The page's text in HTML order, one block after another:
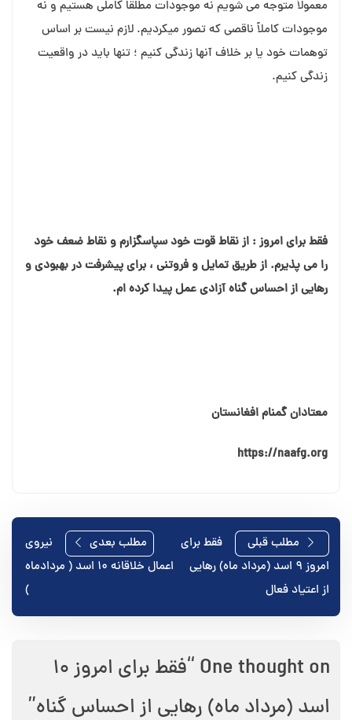
معمولاً متوجه می⁯ شویم نه موجودات مطلقاً کاملی هستیم و نه
موجودات کاملاً ناقصی که تصور می⁯کردیم. لازم نیست بر اساس
توهمات خود یا بر خلاف آنها زندگی کنیم ؛ تنها باید در واقعیت
زندگی کنیم.
فقط برای امروز : از نقاط قوت خود سپاسگزارم و نقاط ضعف خود
را می⁯ پذیرم. از طریق تمایل و فروتنی ، برای پیشرفت در بهبودی و
رهایی از احساس گناه آزادی عمل پیدا کرده⁯ ام.
معتادان گمنام افغانستان
https://naafg.org
راهبری
نوشته
مطلب قبلی
فقط برای
امروز ۹ اسد (مرداد ماه) رهایی
از اعتیاد فعال
مطلب بعدی
نیروی
اعمال خلاقانه ۱۰ اسد ( مردادماه
)
One thought on “
فقط برای امروز ۱۰
اسد (مرداد ماه) رهایی از احساس گناه”